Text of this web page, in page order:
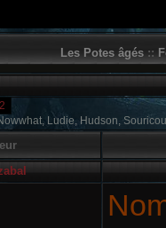
Les Potes âgés ::
2
Ludie, Hudson,